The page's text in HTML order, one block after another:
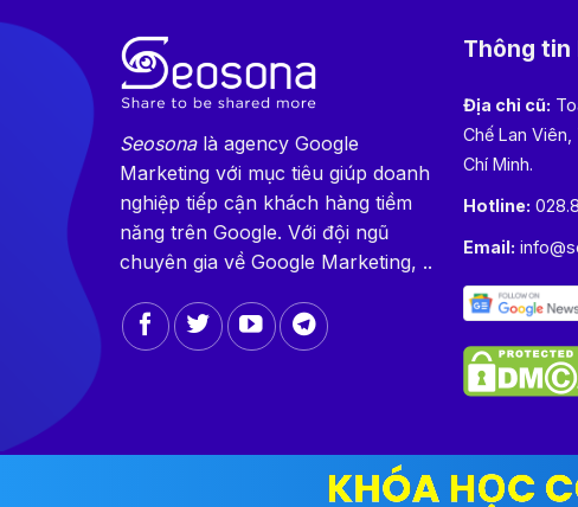
Seosonalà agency Google
Marketing với mục tiêu giúp doanh
nghiệp tiếp cận khách hàng tiềm
năng trên Google. Với đội ngũ
chuyên gia về Google Marketing, ..
Thông tin
Địa chỉ cũ:
Chế Lan
Chí Minh.
Hotline:
Email: